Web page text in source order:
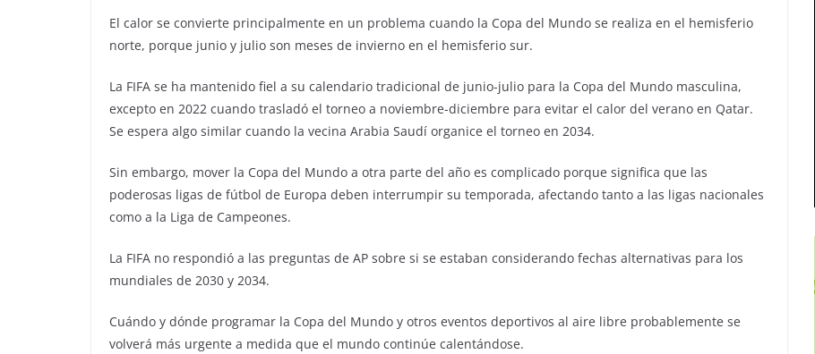
El calor se convierte principalmente en un problema cuando la Copa del Mundo se realiza en el hemisferio
norte, porque junio y julio son meses de invierno en el hemisferio sur.
La FIFA se ha mantenido fiel a su calendario tradicional de junio-julio para la Copa del Mundo masculina,
excepto en 2022 cuando trasladó el torneo a noviembre-diciembre para evitar el calor del verano en Qatar.
Se espera algo similar cuando la vecina Arabia Saudí organice el torneo en 2034.
Sin embargo, mover la Copa del Mundo a otra parte del año es complicado porque significa que las
poderosas ligas de fútbol de Europa deben interrumpir su temporada, afectando tanto a las ligas nacionales
como a la Liga de Campeones.
La FIFA no respondió a las preguntas de AP sobre si se estaban considerando fechas alternativas para los
mundiales de 2030 y 2034.
Cuándo y dónde programar la Copa del Mundo y otros eventos deportivos al aire libre probablemente se
volverá más urgente a medida que el mundo continúe calentándose.